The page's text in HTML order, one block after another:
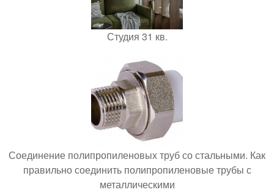
Студия 31 кв.
Соединение полипропиленовых труб со стальными. Как
правильно соединить полипропиленовые трубы с
металлическими